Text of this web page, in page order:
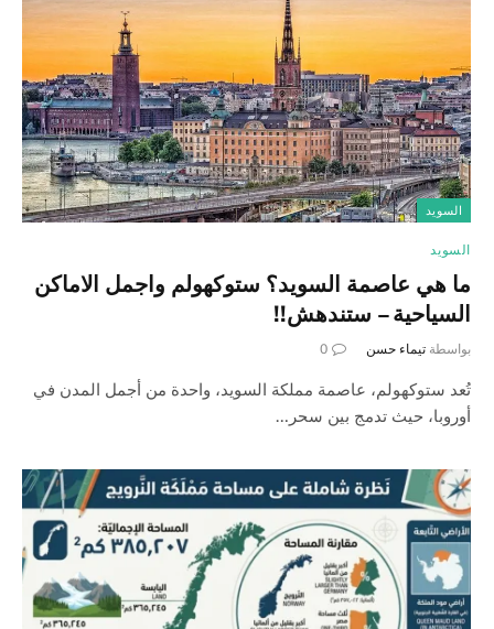
السويد
السويد
ما هي عاصمة السويد؟ ستوكهولم واجمل الاماكن
السياحية – ستندهش!!
بواسطة تيماء حسن 0
تُعد ستوكهولم، عاصمة مملكة السويد، واحدة من أجمل المدن في
أوروبا، حيث تدمج بين سحر…